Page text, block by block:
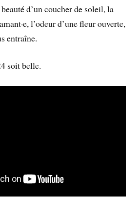
d’un coucher de soleil, la
l’odeur d’une fleur ouverte,
entraîne.
soit belle.